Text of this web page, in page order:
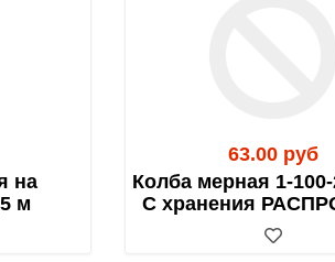
Накладная на Товар)
на
м
63.00 руб
Колба мерная 1-
С хранения